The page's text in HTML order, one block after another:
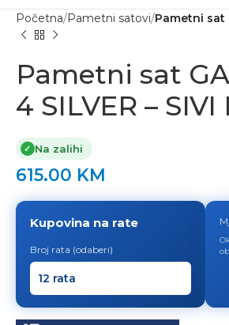
Početna Pametni satovi Pametni sat
Pametni sat
4 SILVER – SIVI
✓ Na zalihi
615.00 KM
Kupovina na rate
Broj rata (odaberi)